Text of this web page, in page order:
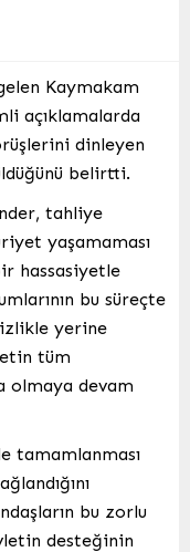
Kaymakam
açıklamalarda
dinleyen
belirtti.
tahliye
yaşamaması
hassasiyetle
bu süreçte
yerine
tüm
olmaya devam
tamamlanması
bu zorlu
desteğinin